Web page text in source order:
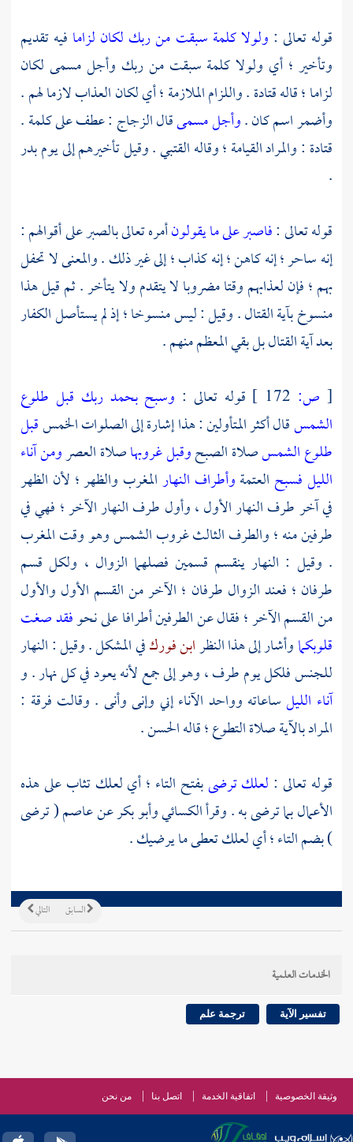
قوله تعالى : ولولا كلمة سبقت من ربك لكان لزاما فيه تقديم
وتأخير ؛ أي ولولا كلمة سبقت من ربك وأجل مسمى لكان
لزاما ؛ قاله قتادة . واللزام الملازمة ؛ أي لكان العذاب لازما لهم .
وأضمر اسم كان .وأجل مسمىقالالزجاج : عطف على كلمة .
قتادة : والمراد القيامة ؛ وقالهالقتبي. وقيل تأخيرهم إلى يومبدر
.
قوله تعالى :فاصبر على ما يقولونأمره تعالى بالصبر على أقوالهم :
إنه ساحر ؛ إنه كاهن ؛ إنه كذاب ؛ إلى غير ذلك . والمعنى لا تحفل
بهم ؛ فإن لعذابهم وقتا مضروبا لا يتقدم ولا يتأخر . ثم قيل هذا
منسوخ بآية القتال . وقيل : ليس منسوخا ؛ إذ لم يستأصل الكفار
بعد آية القتال بل بقي المعظم منهم .
[ ص: قوله تعالى : وسبح بحمد ربك قبل طلوع
الشمسقال أكثر المتأولين : هذا إشارة إلى الصلوات الخمسقبل
طلوع الشمسصلاة الصبحوقبل غروبهاصلاة العصرومن آناء
الليل فسبح العتمةوأطراف النهارالمغرب والظهر ؛ لأن الظهر
في آخر طرف النهار الأول ، وأول طرف النهار الآخر ؛ فهي في
طرفين منه ؛ والطرف الثالث غروب الشمس وهو وقت المغرب
. وقيل : النهار ينقسم قسمين فصلهما الزوال ، ولكل قسم
طرفان ؛ فعند الزوال طرفان ؛ الآخر من القسم الأول والأول
من القسم الآخر ؛ فقال عن الطرفين أطرافا على نحوفقد صغت
قلوبكماوأشار إلى هذا النظرابن فوركفي المشكل . وقيل : النهار
للجنس فلكل يوم طرف ، وهو إلى جمع لأنه يعود في كل نهار . و
آناء الليلساعاته وواحد الآناء إني وإنى وأنى . وقالت فرقة :
المراد بالآية صلاة التطوع ؛ قالهالحسن.
قوله تعالى : لعلك ترضىبفتح التاء ؛ أي لعلك تثاب على هذه
الأعمال بما ترضى به . وقرأالكسائيوأبو بكرعنعاصم( ترضى
) بضم التاء ؛ أي لعلك تعطى ما يرضيك .
التالي السابق
الخدمات العلمية
تفسير الآية ترجمة علم
وثيقة الخصوصية اتفاقية الخدمة اتصل بنا من نحن